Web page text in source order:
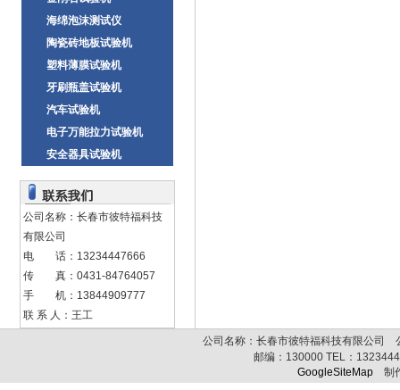
海绵泡沫测试仪
陶瓷砖地板试验机
塑料薄膜试验机
牙刷瓶盖试验机
汽车试验机
电子万能拉力试验机
安全器具试验机
公司名称：长春市彼特福科技
有限公司
电 话：13234447666
传 真：0431-84764057
手 机：13844909777
联 系 人：王工
公司名称：长春市彼特福科技有限公司
邮编： 130000TEL：
GoogleSiteMap 制